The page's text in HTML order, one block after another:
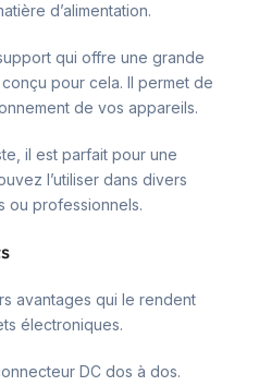
d’alimentation.
qui offre une grande
pour cela. Il permet de
de vos appareils.
il est parfait pour une
l’utiliser dans divers
ou professionnels.
avantages qui le rendent
électroniques.
DC dos à dos.